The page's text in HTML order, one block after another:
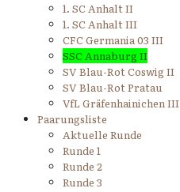
1. SC Anhalt II
1. SC Anhalt III
CFC Germania 03 III
SSC Annaburg II
SV Blau-Rot Coswig II
SV Blau-Rot Pratau
VfL Gräfenhainichen III
Paarungsliste
Aktuelle Runde
Runde 1
Runde 2
Runde 3